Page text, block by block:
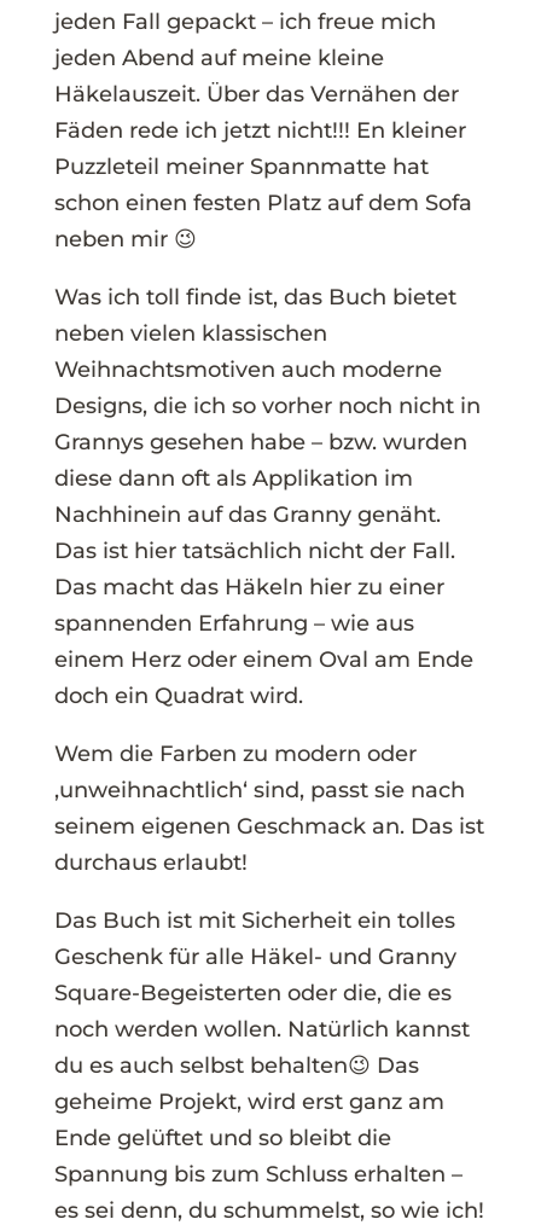
jeden Fall gepackt – ich freue mich
jeden Abend auf meine kleine
Häkelauszeit. Über das Vernähen der
Fäden rede ich jetzt nicht!!! En kleiner
Puzzleteil meiner Spannmatte hat
schon einen festen Platz auf dem Sofa
neben mir 😉
Was ich toll finde ist, das Buch bietet
neben vielen klassischen
Weihnachtsmotiven auch moderne
Designs, die ich so vorher noch nicht in
Grannys gesehen habe – bzw. wurden
diese dann oft als Applikation im
Nachhinein auf das Granny genäht.
Das ist hier tatsächlich nicht der Fall.
Das macht das Häkeln hier zu einer
spannenden Erfahrung – wie aus
einem Herz oder einem Oval am Ende
doch ein Quadrat wird.
Wem die Farben zu modern oder
‚unweihnachtlich‘ sind, passt sie nach
seinem eigenen Geschmack an. Das ist
durchaus erlaubt!
Das Buch ist mit Sicherheit ein tolles
Geschenk für alle Häkel- und Granny
Square-Begeisterten oder die, die es
noch werden wollen. Natürlich kannst
du es auch selbst behalten😉 Das
geheime Projekt, wird erst ganz am
Ende gelüftet und so bleibt die
Spannung bis zum Schluss erhalten –
es sei denn, du schummelst, so wie ich!